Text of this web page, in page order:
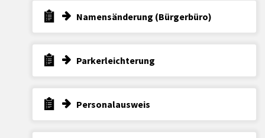
Namensänderung (Bürgerbüro)
Parkerleichterung
Personalausweis